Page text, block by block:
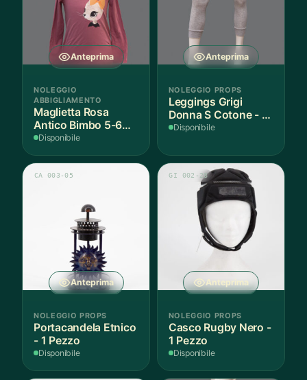
Anteprima
NOLEGGIO
ABBIGLIAMENTO
Maglietta Rosa
Antico Bimbo 5-6
Anni Cotone - 1
Disponibile
Anteprima
NOLEGGIO PROPS
Leggings Grigi
Donna S Cotone - 1
Paio
Disponibile
Anteprima
CA 003-05
NOLEGGIO PROPS
Portacandela Etnico
- 1 Pezzo
Disponibile
Anteprima
GI 002-28
NOLEGGIO PROPS
Casco Rugby Nero -
1 Pezzo
Disponibile